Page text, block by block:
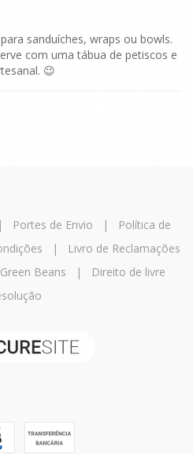
sanduíches, wraps ou bowls.
com uma tábua de petiscos e
😉
Portes de Envio |
Política de
|
Livro de Reclamações
Beans |
Direito de livre